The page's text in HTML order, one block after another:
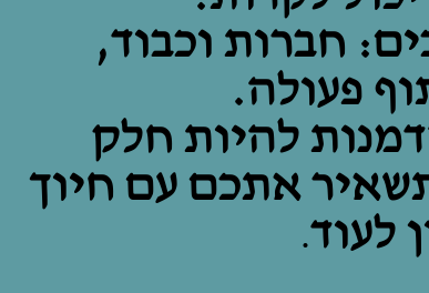
חברות וכבוד,
פעולה.
להיות חלק
אתכם עם חיוך
לעוד.